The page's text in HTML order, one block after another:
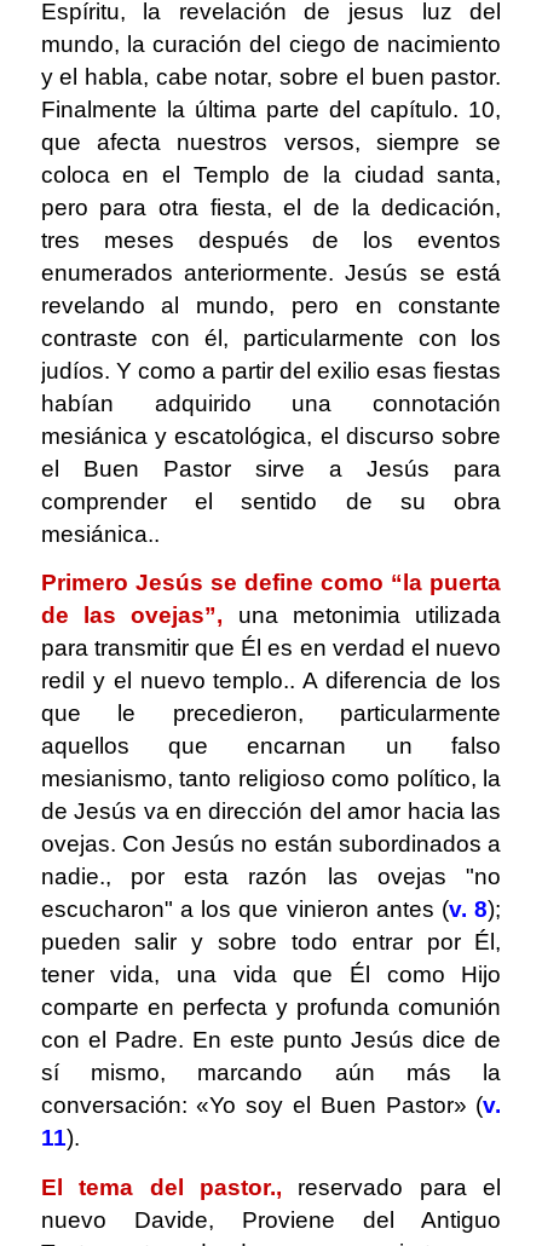
Espíritu, la revelación de jesus luz del
mundo, la curación del ciego de nacimiento
y el habla, cabe notar, sobre el buen pastor.
Finalmente la última parte del capítulo. 10,
que afecta nuestros versos, siempre se
coloca en el Templo de la ciudad santa,
pero para otra fiesta, el de la dedicación,
tres meses después de los eventos
enumerados anteriormente. Jesús se está
revelando al mundo, pero en constante
contraste con él, particularmente con los
judíos. Y como a partir del exilio esas fiestas
habían adquirido una connotación
mesiánica y escatológica, el discurso sobre
el Buen Pastor sirve a Jesús para
comprender el sentido de su obra
mesiánica..
Primero Jesús se define como “la puerta
de las ovejas”, una metonimia utilizada
para transmitir que Él es en verdad el nuevo
redil y el nuevo templo.. A diferencia de los
que le precedieron, particularmente
aquellos que encarnan un falso
mesianismo, tanto religioso como político, la
de Jesús va en dirección del amor hacia las
ovejas. Con Jesús no están subordinados a
nadie., por esta razón las ovejas "no
escucharon" a los que vinieron antes (v. 8);
pueden salir y sobre todo entrar por Él,
tener vida, una vida que Él como Hijo
comparte en perfecta y profunda comunión
con el Padre. En este punto Jesús dice de
sí mismo, marcando aún más la
conversación: «Yo soy el Buen Pastor» (v.
11).
El tema del pastor., reservado para el
nuevo Davide, Proviene del Antiguo